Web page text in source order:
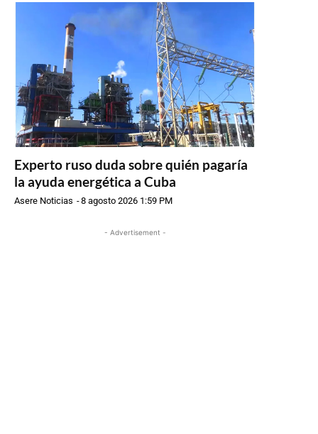
Experto ruso duda sobre quién pagaría
la ayuda energética a Cuba
Asere Noticias -8 agosto 2026 1:59 PM
- Advertisement -